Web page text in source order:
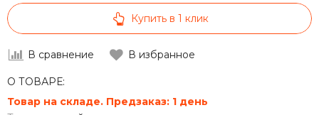
Купить в 1 клик
В сравнение В избранное
О ТОВАРЕ:
Товар на складе. Предзаказ: 1 день